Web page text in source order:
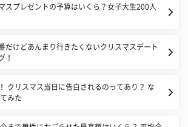
スプレゼントの予算はいくら？女子大生200人
だけどあんまり行きたくないクリスマスデート
！
クリスマス当日に告白されるのってあり？ な
みた